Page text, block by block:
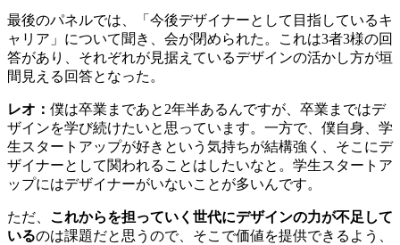
最後のパネルでは、「今後デザイナーとして目指しているキ
ャリア」について聞き、会が閉められた。これは3者3様の回
答があり、それぞれが見据えているデザインの活かし方が垣
間見える回答となった。
レオ： 僕は卒業まであと2年半あるんですが、卒業まではデ
ザインを学び続けたいと思っています。一方で、僕自身、学
生スタートアップが好きという気持ちが結構強く、そこにデ
ザイナーとして関われることはしたいなと。学生スタートア
ップにはデザイナーがいないことが多いんです。
ただ、 これからを担っていく世代にデザインの力が不足して
いるのは課題だと思うので、そこで価値を提供できるよう、